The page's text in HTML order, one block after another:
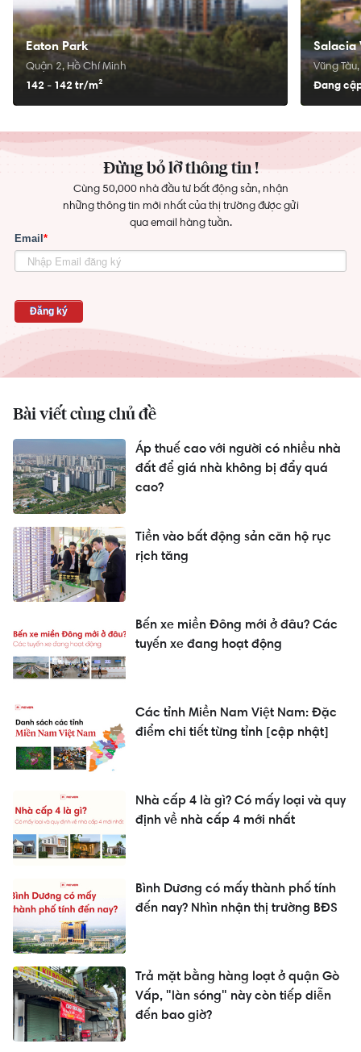
Bài viết cùng chủ đề
Áp thuế cao với người có nhiều nhà
đất để giá nhà không bị đẩy quá
cao?
Tiền vào bất động sản căn hộ rục
rịch tăng
Bến xe miền Đông mới ở đâu? Các
tuyến xe đang hoạt động
Các tỉnh Miền Nam Việt Nam: Đặc
điểm chi tiết từng tỉnh [cập nhật]
Nhà cấp 4 là gì? Có mấy loại và quy
định về nhà cấp 4 mới nhất
Bình Dương có mấy thành phố tính
đến nay? Nhìn nhận thị trường BĐS
Trả mặt bằng hàng loạt ở quận Gò
Vấp, "làn sóng" này còn tiếp diễn
đến bao giờ?
Eaton Park
Quận 2, Hồ Chí Minh
142 - 142 tr/m²
Salacia
Vũng
Đang
Đừng bỏ lỡ thông tin !
Cùng 50,000 nhà đầu tư bất động sản, nhận
những thông tin mới nhất của thị trường được gửi
qua email hàng tuần.